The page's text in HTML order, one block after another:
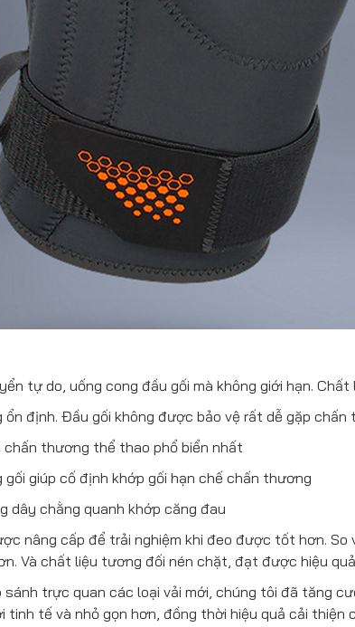
tự do, uống cong đầu gối mà không giới hạn.
định. Đầu gối không được bảo vệ rất dễ gặp
thương thể thao phổ biển nhất
giúp cố định khớp gối hạn chế chấn thương
dây chằng quanh khớp căng đau
nâng cấp để trải nghiệm khi đeo được tốt hơn.
Và chất liệu tương đối nén chặt, đạt được hiệu
trực quan các loại vải mới, chúng tôi đã tăng
tinh tế và nhỏ gọn hơn, đồng thời hiệu quả cải thiện